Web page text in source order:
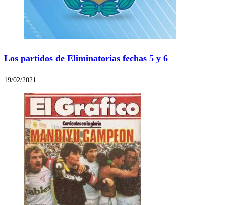
Los partidos de Eliminatorias fechas 5 y 6
19/02/2021